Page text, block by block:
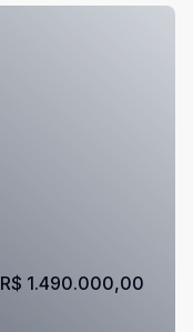
R$ 1.490.000,00